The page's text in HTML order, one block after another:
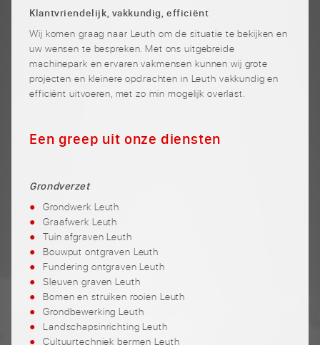
Klantvriendelijk, vakkundig, efficiënt
Wij komen graag naar Leuth om de situatie te bekijken en
uw wensen te bespreken. Met ons uitgebreide
machinepark en ervaren vakmensen kunnen wij grote
projecten en kleinere opdrachten in Leuth vakkundig en
efficiënt uitvoeren, met zo min mogelijk overlast.
Een greep uit onze diensten
Grondverzet
Grondwerk Leuth
Graafwerk Leuth
Tuin afgraven Leuth
Bouwput ontgraven Leuth
Fundering ontgraven Leuth
Sleuven graven Leuth
Bomen en struiken rooien Leuth
Grondbewerking Leuth
Landschapsinrichting Leuth
Cultuurtechniek bermen Leuth